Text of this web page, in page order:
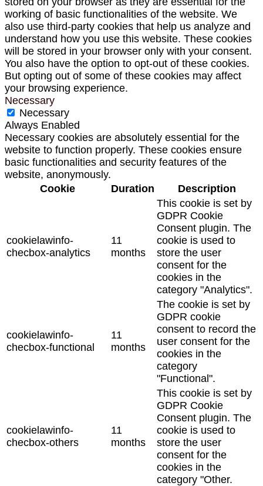
working of basic functionalities of the website. We
also use third-party cookies that help us analyze and
understand how you use this website. These cookies
will be stored in your browser only with your consent.
You also have the option to opt-out of these cookies.
But opting out of some of these cookies may affect
your browsing experience.
Necessary
Necessary
Always Enabled
Necessary cookies are absolutely essential for the
website to function properly. These cookies ensure
basic functionalities and security features of the
website, anonymously.
Cookie
Duration Description
cookielawinfo-
checbox-analytics
11
months
This cookie is set by
GDPR Cookie
Consent plugin. The
cookie is used to
store the user
consent for the
cookies in the
category "Analytics".
cookielawinfo-
checbox-functional
11
months
The cookie is set by
GDPR cookie
consent to record the
user consent for the
cookies in the
category
"Functional".
cookielawinfo-
checbox-others
11
months
This cookie is set by
GDPR Cookie
Consent plugin. The
cookie is used to
store the user
consent for the
cookies in the
category "Other.